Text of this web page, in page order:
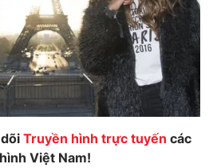
Truyền hình trực tuyến các
Việt Nam!